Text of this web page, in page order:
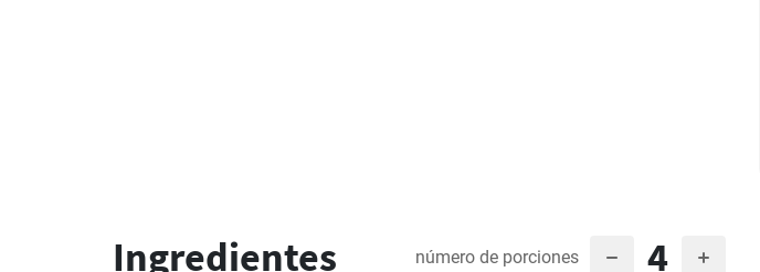
Ingredientes número de porciones 4